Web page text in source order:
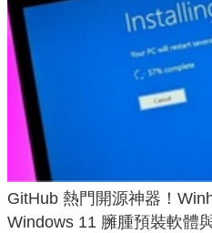
GitHub 熱門開源神器！
Windows 11 臃腫預裝軟體